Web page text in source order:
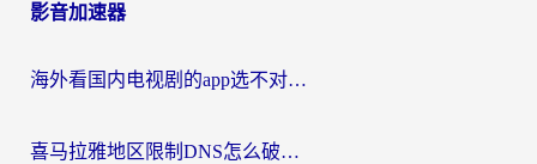
影音加速器
海外看国内电视剧的app选不对？这份回国加速器避坑指南帮你流畅追剧
喜马拉雅地区限制DNS怎么破？海外党听国内音乐听书的终极解决方案